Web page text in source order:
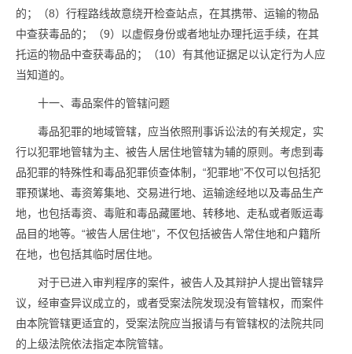
的；（8）行程路线故意绕开检查站点，在其携带、运输的物品
中查获毒品的；（9）以虚假身份或者地址办理托运手续，在其
托运的物品中查获毒品的；（10）有其他证据足以认定行为人应
当知道的。
十一、 毒品案件的管辖问题
毒品犯罪的地域管辖，应当依照刑事诉讼法的有关规定，实
行以犯罪地管辖为主、被告人居住地管辖为辅的原则。考虑到 毒
品犯罪的特殊性和毒品犯罪侦查体制，“犯罪地”不仅可以包括犯
罪预谋地、毒资筹集地、交易进行地、运输途经地以及毒品生产
地，也包括毒资、毒赃和毒品藏匿地、转移地、走私或者贩运毒
品 目的地等。“被告人居住地”，不仅包括被告人常住地和户籍所
在地，也包括其临时居住地。
对于已进入审判程序的案件，被告人及其辩护人提出管辖异
议，经审查异议成立的，或者受案法院发现没有管辖权，而案件
由本院管辖更适宜的，受案法院应当报请与有管辖权的法院共同
的上级法院依法指定本院管辖。